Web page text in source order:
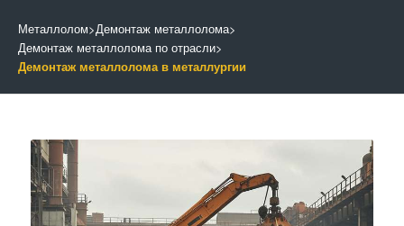
Металлолом>Демонтаж металлолома>
Демонтаж металлолома по отрасли>
Демонтаж металлолома в металлургии